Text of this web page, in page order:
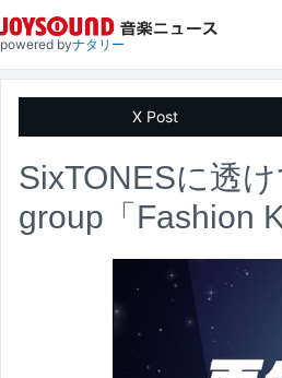
powered byナタリー
X Post
SixTONESに透
group「Fashion